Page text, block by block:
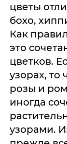
цветы
бохо,
Как
это
цветков.
узорах, то
розы и
иногда
узорами.